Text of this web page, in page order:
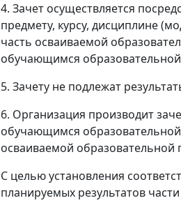
4. Зачет осуществляется
предмету, курсу, дисциплине
часть осваиваемой
обучающимся
5. Зачету не подлежат
6. Организация производит
обучающимся
осваиваемой образовательной
С целью установления
планируемых результатов